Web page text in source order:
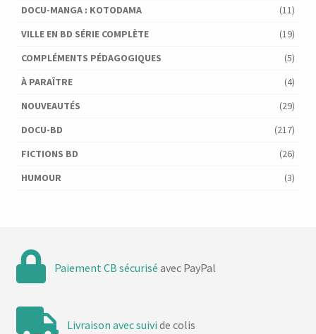
DOCU-MANGA : KOTODAMA
(11)
VILLE EN BD SÉRIE COMPLÈTE
(19)
COMPLÉMENTS PÉDAGOGIQUES
(5)
À PARAÎTRE
(4)
NOUVEAUTÉS
(29)
DOCU-BD
(217)
FICTIONS BD
(26)
HUMOUR
(3)
Paiement CB sécurisé avec PayPal
Livraison avec suivi de colis